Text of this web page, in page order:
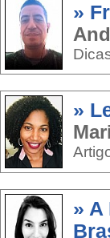
»
»
» A